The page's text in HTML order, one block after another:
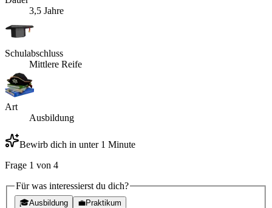
3,5 Jahre
Schulabschluss
Mittlere Reife
Art
Ausbildung
Bewirb dich in unter 1 Minute
Frage 1 von 4
Für was interessierst du dich?
🎓Ausbildung 💼Praktikum